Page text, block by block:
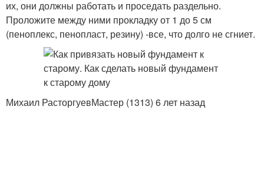
их, они должны работать и проседать раздельно.
Проложите между ними прокладку от 1 до 5 см
(пеноплекс, пенопласт, резину) -все, что долго не сгниет.
Михаил РасторгуевМастер (1313) 6 лет назад